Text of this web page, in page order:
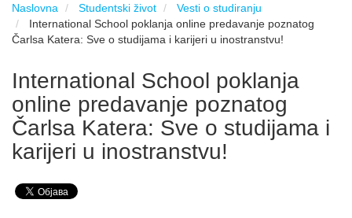
Naslovna Studentski život
Vesti o studiranju
International School poklanja online predavanje poznatog
Čarlsa Katera: Sve o studijama i karijeri u inostranstvu!
International School poklanja
online predavanje poznatog
Čarlsa Katera: Sve o studijama i
karijeri u inostranstvu!